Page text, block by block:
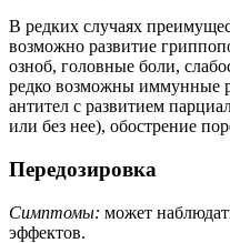
В редких случаях
возможно развитие
озноб, головные боли,
редко возможны иммунные
антител с развитием
или без нее), обострение
Передозировка
Симптомы: может
эффектов.